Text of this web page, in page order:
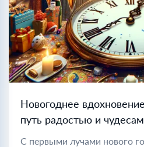
Новогоднее
путь радостью и
С первыми лучами нового